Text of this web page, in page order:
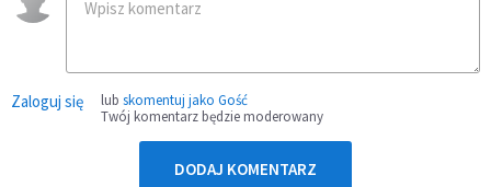
Zaloguj się lub skomentuj jako Gość
Twój komentarz będzie moderowany
DODAJ KOMENTARZ